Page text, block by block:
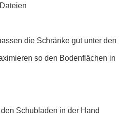
die Schränke gut unter den
so den Bodenflächen in
Schubladen in der Hand